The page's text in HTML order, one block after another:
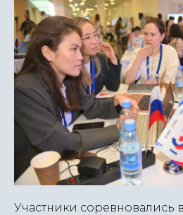
Участники соревновались